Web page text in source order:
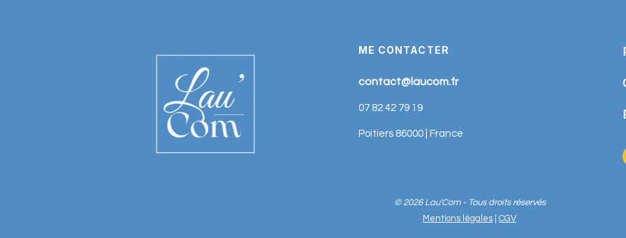
ME CONTACTER
contact@laucom.fr
07 82 42 79 19
Poitiers 86000 | France
© 2026 Lau'Com - Tous droits réservés
Mentions légales
CGV